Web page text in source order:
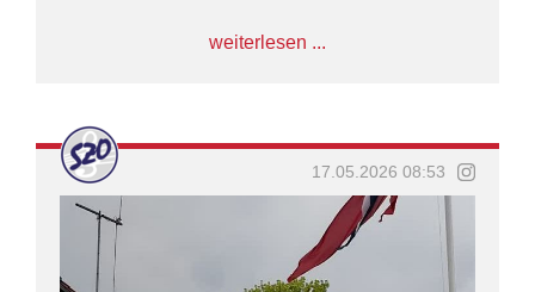
Ein ganz besonderer und sehr emotionaler
Moment für uns war es, am königlichen Schloss
Für uns war es eine unglaubliche Ehre, Teil
dieser einzigartigen Tradition in Norwegen zu
sein.
Hipp hipp hurra!
#SZO #marschunddrillkontingent
#hmkongensgarde #17may #norwegen
weiterlesen ...
17.05.2026 08:53